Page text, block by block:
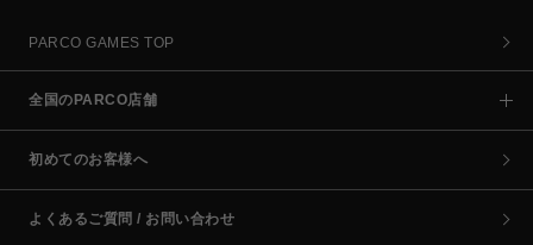
PARCO GAMES TOP
全国のPARCO店舗
初めてのお客様へ
よくあるご質問 / お問い合わせ